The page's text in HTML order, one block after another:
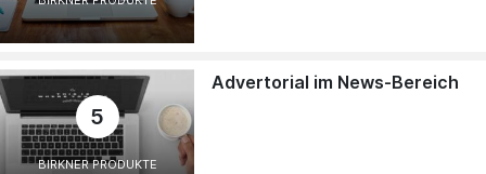
5
BIRKNER PRODUKTE
Advertorial im News-Bereich